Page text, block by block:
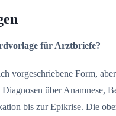
für Arztbriefe?
vorgeschriebene Form,
über Anamnese,
bis zur Epikrise. Die